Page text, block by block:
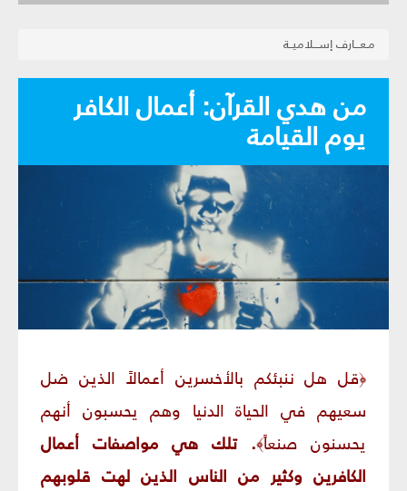
مـعـــارف إســـلاميــة
من هدي القرآن‏: أعمال الكافر
يوم القيامة
﴿قل هل ننبئكم بالأخسرين أعمالاً الذين ضل
سعيهم في الحياة الدنيا وهم يحسبون أنهم
يحسنون صنعاً﴾. تلك هي مواصفات أعمال
الكافرين وكثير من الناس الذين لهت قلوبهم